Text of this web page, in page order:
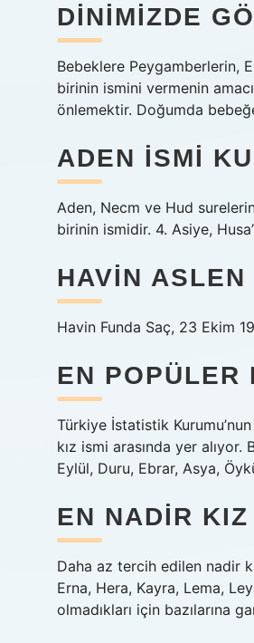
DINIMIZDE
Bebeklere Peygamberlerin,
birinin ismini vermenin
önlemektir. Doğumda
ADEN ISMI
Aden, Necm ve Hud
birinin ismidir. 4. Asiye,
HAVIN
Havin Funda Saç, 23 Ekim
EN POPÜLER
Türkiye İstatistik
kız ismi arasında yer
Eylül, Duru, Ebrar, Asya,
EN NADIR
Daha az tercih edilen nadir
Erna, Hera, Kayra, Lema,
olmadıkları için bazılarına